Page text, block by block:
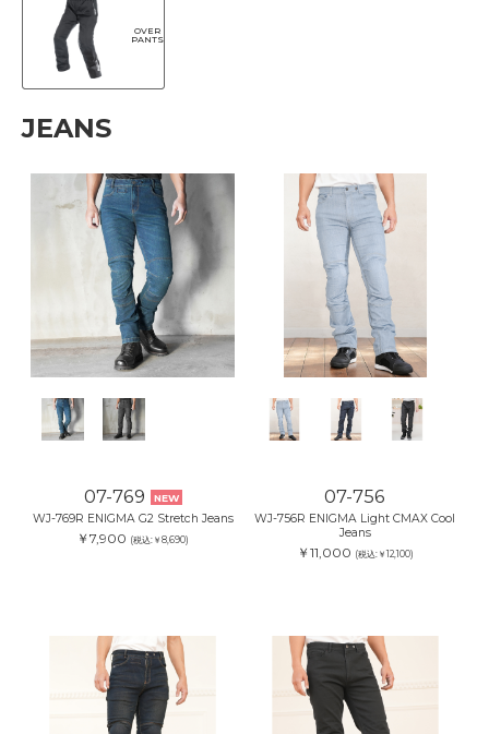
OVER
PANTS
JEANS
07-769 NEW
WJ-769R ENIGMA G2 Stretch Jeans
￥7,900 (税込:￥8,690)
07-756
WJ-756R ENIGMA Light CMAX Cool
Jeans
￥11,000 (税込:￥12,100)